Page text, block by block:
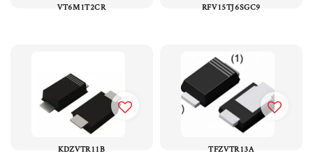
VT6M1T2CR RFV15TJ6SGC9
KDZVTR11B TFZVTR13A